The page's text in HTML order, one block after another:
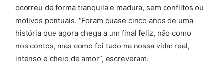
ocorreu de forma tranquila e madura, sem conflitos ou
motivos pontuais. “Foram quase cinco anos de uma
história que agora chega a um final feliz, não como
nos contos, mas como foi tudo na nossa vida: real,
intenso e cheio de amor”, escreveram.